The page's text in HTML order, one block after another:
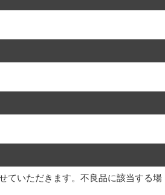
ていただきます。不良品に該当する場